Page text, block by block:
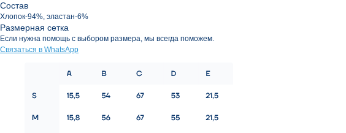
Состав
Хлопок-94%, эластан-6%
Размерная сетка
Если нужна помощь с выбором размера, мы всегда поможем.
Связаться в WhatsApp